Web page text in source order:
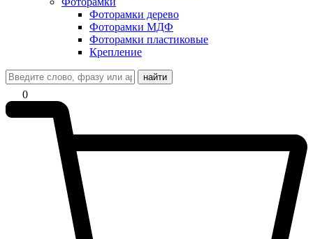
Фоторамки дерево
Фоторамки МДФ
Фоторамки пластиковые
Крепление
найти
0